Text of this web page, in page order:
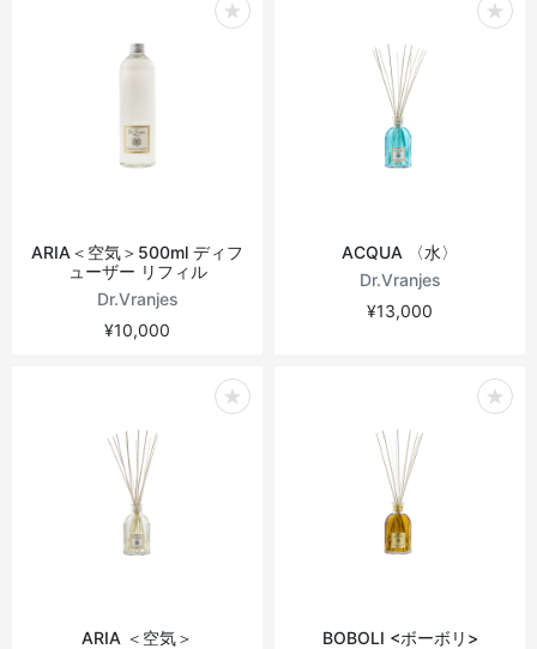
ARIA＜空気＞500ml ディフ
ューザー リフィル
Dr.Vranjes
¥10,000
ACQUA 〈水〉
Dr.Vranjes
¥13,000
ARIA ＜空気＞
BOBOLI <ボーボリ>